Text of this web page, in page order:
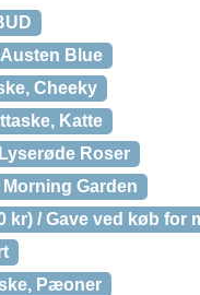
Blue
Cheeky
Katte
Roser
Garden
kr) / Gave ved køb for
Pæoner